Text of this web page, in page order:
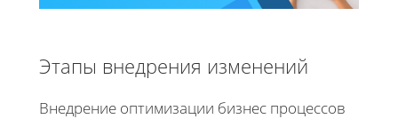
Этапы внедрения изменений
Внедрение оптимизации бизнес процессов